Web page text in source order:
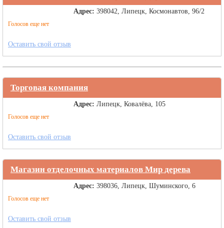
Голосов еще нет
Адрес: 398042, Липецк, Космонавтов, 96/2
Оставить свой отзыв
Торговая компания
Голосов еще нет
Адрес: Липецк, Ковалёва, 105
Оставить свой отзыв
Магазин отделочных материалов Мир дерева
Голосов еще нет
Адрес: 398036, Липецк, Шуминского, 6
Оставить свой отзыв